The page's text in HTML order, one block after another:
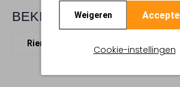
Weigeren
Cookie-instellingen
BEKIJK MEER
Riemen